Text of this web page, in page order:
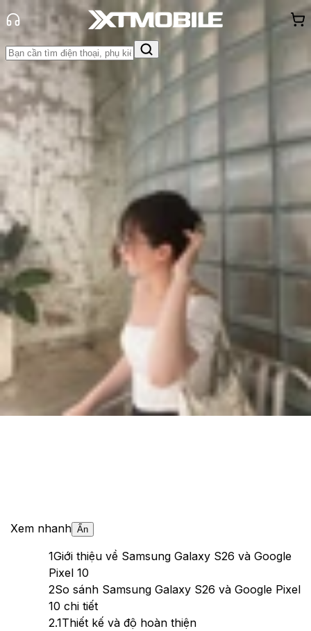
Trang chủ
Tin tức
So Sánh
Tin Mới
Đánh Giá - Trên Tay
Khuyến
Thủ thuật Thông báoKhách
hàng - Sự kiện
So sánh Samsung Galaxy S26 và
Google Pixel 10: Flagship tiêu chuẩn
nào đáng mua hơn?
Triệu Vy
Ngày đăng: 08/03/2026
Cập nhật:08/03/2026
Theo dõi XTMobile trên
Xem nhanh Ẩn
1Giới thiệu về Samsung Galaxy S26 và Google
Pixel 10
2So sánh Samsung Galaxy S26 và Google Pixel
10 chi tiết
2.1Thiết kế và độ hoàn thiện